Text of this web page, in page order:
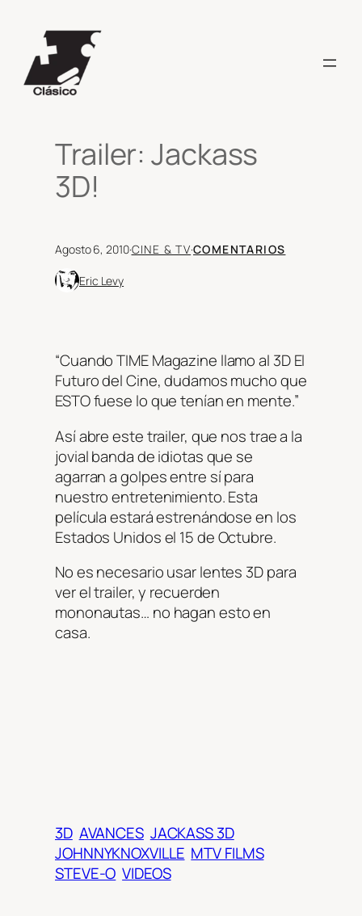
contenido
Trailer: Jackass
3D!
Agosto 6, 2010·CINE & TV·COMENTARIOS
Eric Levy
“Cuando TIME Magazine llamo al 3D El
Futuro del Cine, dudamos mucho que
ESTO fuese lo que tenían en mente.”
Así abre este trailer, que nos trae a la
jovial banda de idiotas que se
agarran a golpes entre sí para
nuestro entretenimiento. Esta
película estará estrenándose en los
Estados Unidos el 15 de Octubre.
No es necesario usar lentes 3D para
ver el trailer, y recuerden
mononautas… no hagan esto en
casa.
3D AVANCES JACKASS 3D
JOHNNYKNOXVILLE MTV FILMS
STEVE-O VIDEOS